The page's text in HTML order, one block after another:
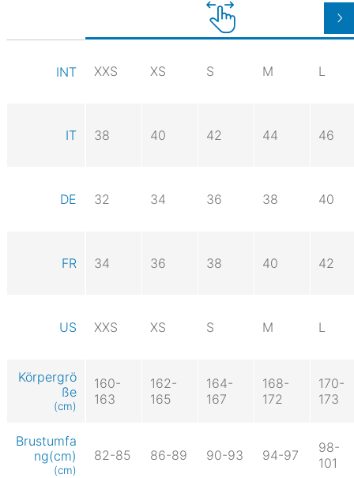
INT XXS XS S M L
IT 38 40 42 44 46
DE 32 34 36 38 40
FR 34 36 38 40 42
US XXS XS S M L
Körpergrö
ße
(cm)
160-
163
162-
165
164-
167
168-
172
170-
173
Brustumfa
ng(cm)
(cm)
82-85 86-89 90-93 94-97
98-
101